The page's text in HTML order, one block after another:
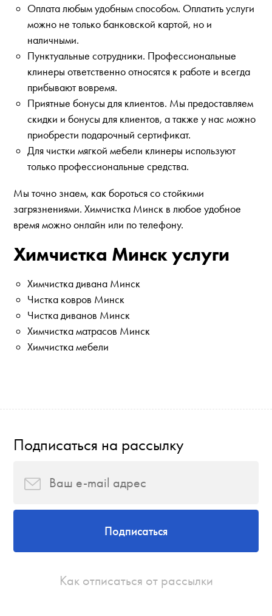
Оплата любым удобным способом. Оплатить услуги
можно не только банковской картой, но и
наличными.
Пунктуальные сотрудники. Профессиональные
клинеры ответственно относятся к работе и всегда
прибывают вовремя.
Приятные бонусы для клиентов. Мы предоставляем
скидки и бонусы для клиентов, а также у нас можно
приобрести подарочный сертификат.
Для чистки мягкой мебели клинеры используют
только профессиональные средства.
Мы точно знаем, как бороться со стойкими
загрязнениями. Химчистка Минск в любое удобное
время можно онлайн или по телефону.
Химчистка Минск услуги
Химчистка дивана Минск
Чистка ковров Минск
Чистка диванов Минск
Химчистка матрасов Минск
Химчистка мебели
Подписаться на рассылку
Подписаться
Как отписаться от рассылки